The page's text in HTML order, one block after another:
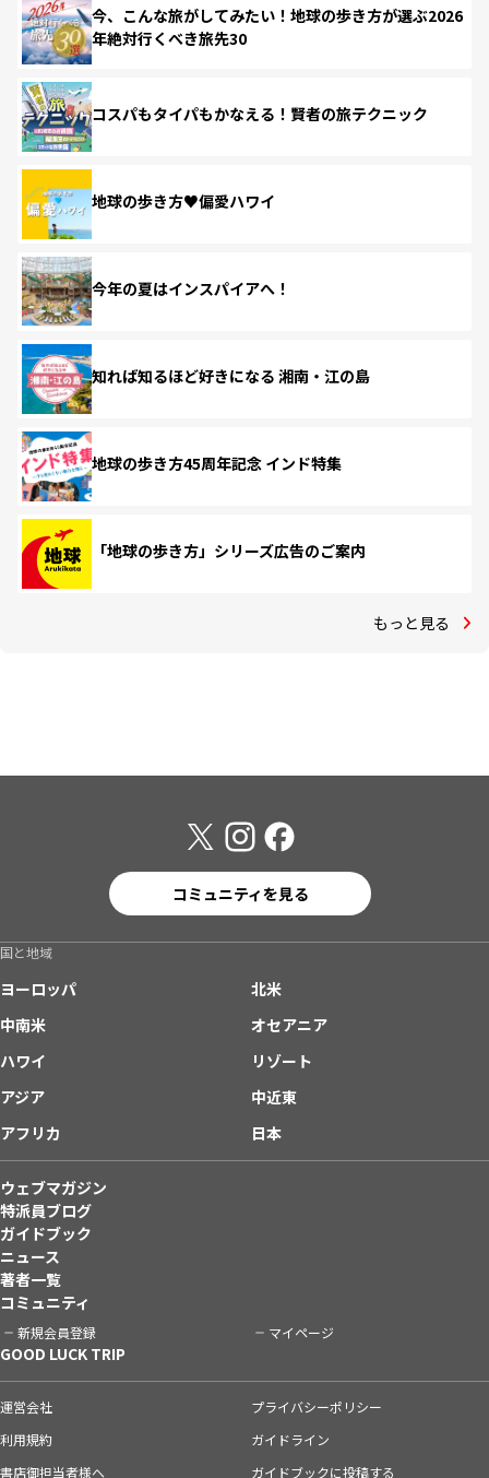
今、こんな旅がしてみたい！地球の歩き方が選ぶ2026
年絶対行くべき旅先30
コスパもタイパもかなえる！賢者の旅テクニック
地球の歩き方♥偏愛ハワイ
今年の夏はインスパイアへ！
知れば知るほど好きになる 湘南・江の島
地球の歩き方45周年記念 インド特集
「地球の歩き方」シリーズ広告のご案内
もっと見る
コミュニティを見る
国と地域
ヨーロッパ
北米
中南米
オセアニア
ハワイ
リゾート
アジア
中近東
アフリカ
日本
ウェブマガジン
特派員ブログ
ガイドブック
ニュース
著者一覧
コミュニティ
新規会員登録 マイページ
GOOD LUCK TRIP
運営会社
プライバシーポリシー
利用規約
ガイドライン
書店御担当者様へ
ガイドブックに投稿する